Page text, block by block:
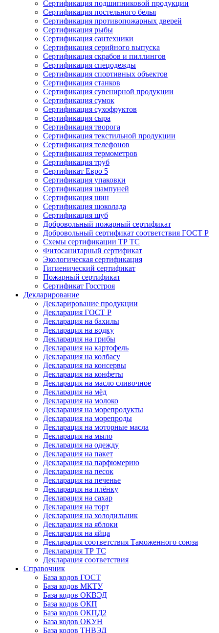
Сертификация подшипниковой продукции
Сертификация постельного белья
Сертификация противопожарных дверей
Сертификация рыбы
Сертификация сантехники
Сертификация серийного выпуска
Сертификация скрабов и пиллингов
Сертификация спецодежды
Сертификация спортивных объектов
Сертификация станков
Сертификация сувенирной продукции
Сертификация сумок
Сертификация сухофруктов
Сертификация сыра
Сертификация творога
Сертификация текстильной продукции
Сертификация телефонов
Сертификация термометров
Сертификация труб
Сертификат Евро 5
Сертификация упаковки
Сертификация шампуней
Сертификация шин
Сертификация шоколада
Сертификация шуб
Добровольный пожарный сертификат
Добровольный сертификат соответствия ГОСТ Р
Схемы сертификации ТР ТС
Фитосанитарный сертификат
Экологическая сертификация
Гигиенический сертификат
Пожарный сертификат
Сертификат Госстроя
Декларирование
Декларирование продукции
Декларация ГОСТ Р
Декларация на бахилы
Декларация на водку
Декларация на грибы
Декларация на картофель
Декларация на колбасу
Декларация на консервы
Декларация на конфеты
Декларация на масло сливочное
Декларация на мёд
Декларация на молоко
Декларация на морепродукты
Декларация на морепроды
Декларация на моторные масла
Декларация на мыло
Декларация на одежду
Декларация на пакет
Декларация на парфюмерию
Декларация на песок
Декларация на печенье
Декларация на плёнку
Декларация на сахар
Декларация на торт
Декларация на холодильник
Декларация на яблоки
Декларация на яйца
Декларация соответствия Таможенного союза
Декларация ТР ТС
Декларация соответствия
Справочник
База кодов ГОСТ
База кодов МКТУ
База кодов ОКВЭД
База кодов ОКП
База кодов ОКПД2
База кодов ОКУН
База кодов ТНВЭД